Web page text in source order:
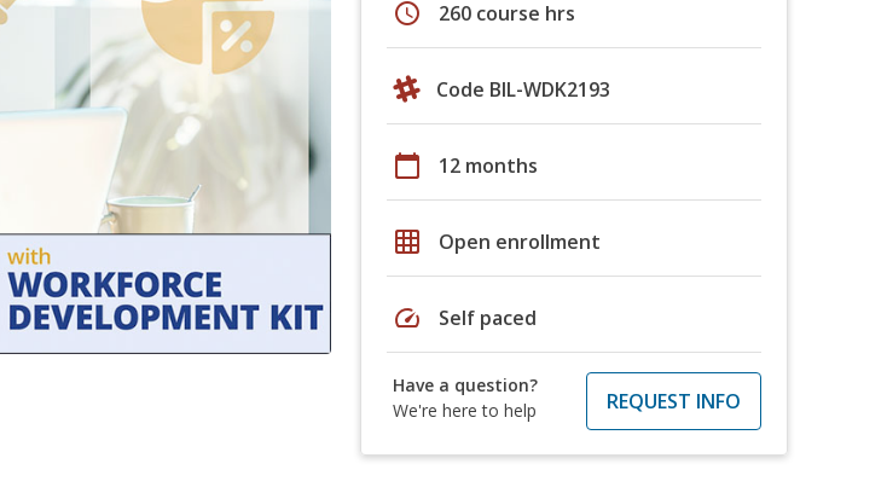
schedule 260 course hrs
Code BIL-WDK2193
calendar_today 12 months
grid_on Open enrollment
speed Self paced
Have a question?
We're here to help
REQUEST INFO